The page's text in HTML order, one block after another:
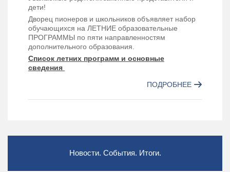
дети!
Дворец пионеров и школьников объявляет набор
обучающихся на ЛЕТНИЕ образовательные
ПРОГРАММЫ по пяти направленностям
дополнительного образования.
Список летних программ и основные
сведения
ПОДРОБНЕЕ
Новости. События. Итоги.